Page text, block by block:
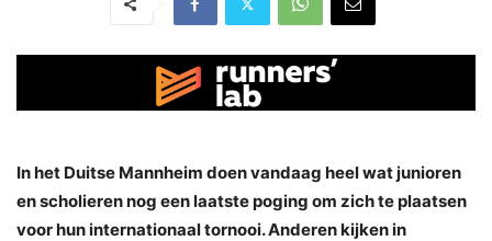
In het Duitse Mannheim doen vandaag heel wat junioren
en scholieren nog een laatste poging om zich te plaatsen
voor hun internationaal tornooi. Anderen kijken in